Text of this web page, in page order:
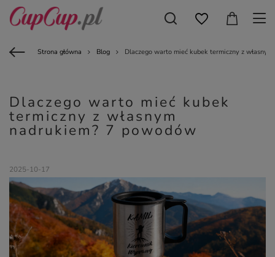
Strona główna Blog Dlaczego warto mieć kubek termiczny z
Dlaczego warto mieć kubek
termiczny z własnym
nadrukiem? 7 powodów
2025-10-17